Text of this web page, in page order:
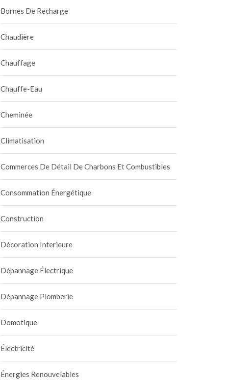
Bornes De Recharge
Chaudière
Chauffage
Chauffe-Eau
Cheminée
Climatisation
Commerces De Détail De Charbons Et Combustibles
Consommation Énergétique
Construction
Décoration Interieure
Dépannage Électrique
Dépannage Plomberie
Domotique
Électricité
Énergies Renouvelables